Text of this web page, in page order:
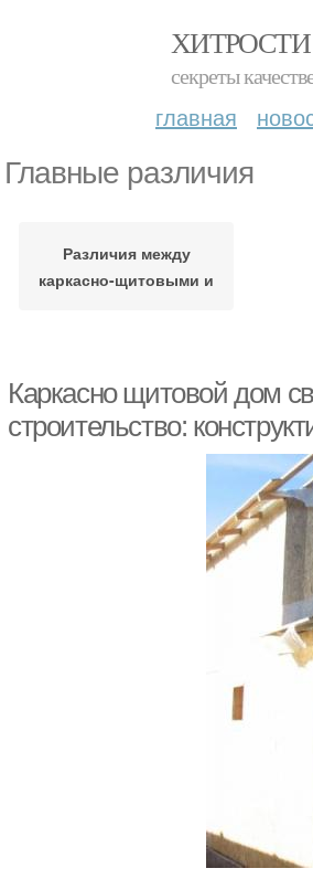
секреты
главная
Главные различия
Различия между
каркасно-щитовыми и
Каркасно щитовой дом
строительство: